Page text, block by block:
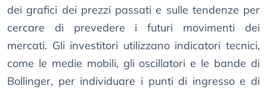
dei grafici dei prezzi passati e sulle tendenze per
cercare di prevedere i futuri movimenti dei
mercati. Gli investitori utilizzano indicatori tecnici,
come le medie mobili, gli oscillatori e le bande di
Bollinger, per individuare i punti di ingresso e di